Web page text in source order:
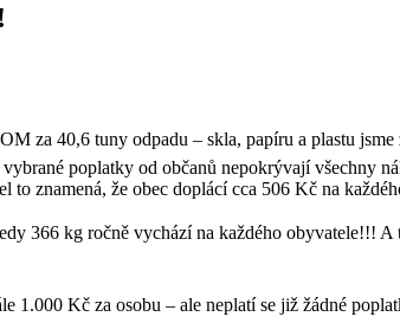
za 40,6 tuny odpadu – skla, papíru a plastu
poplatky od občanů nepokrývají všechny
znamená, že obec doplácí cca 506 Kč na
366 kg ročně vychází na každého obyvatele!!! A
1.000 Kč za osobu – ale neplatí se již žádné